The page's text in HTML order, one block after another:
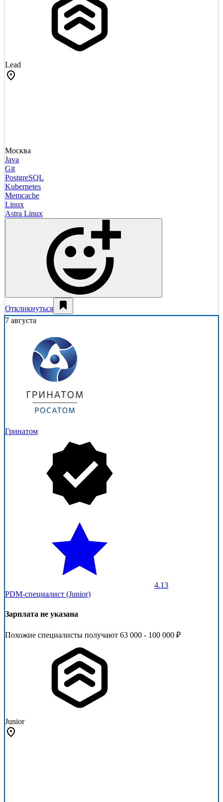
Lead
Москва
Java
Git
PostgreSQL
Kubernetes
Memcache
Linux
Astra Linux
Откликнуться
7 августа
Гринатом
4.13
PDM-специалист (Junior)
Зарплата не указана
Похожие специалисты получают 63 000 - 100 000 ₽
Junior